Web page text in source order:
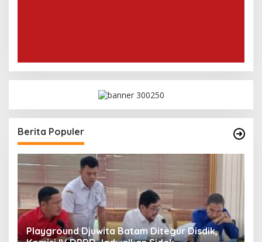
Berita Populer
Playground Djuwita Batam Ditegur Disdik,